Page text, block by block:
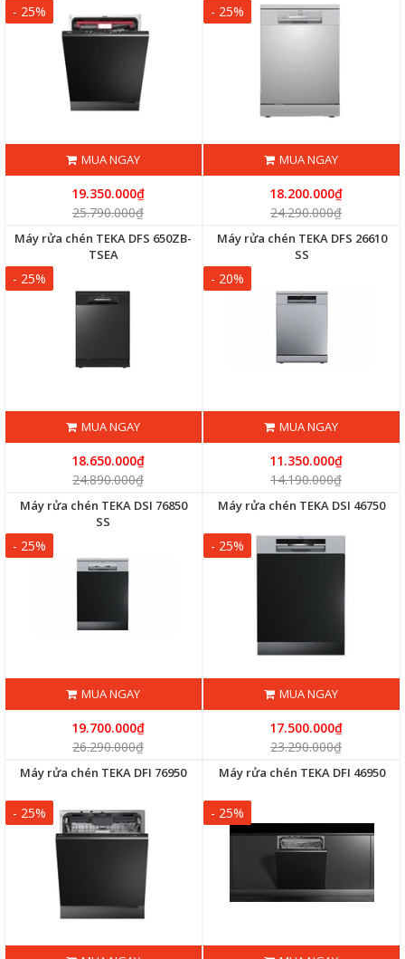
- 25%
MUA NGAY
19.350.000₫
25.790.000₫
- 25%
MUA NGAY
18.200.000₫
24.290.000₫
Máy rửa chén TEKA DFS 650ZB-
TSEA
- 25%
MUA NGAY
18.650.000₫
24.890.000₫
Máy rửa chén TEKA DFS 26610
SS
- 20%
MUA NGAY
11.350.000₫
14.190.000₫
Máy rửa chén TEKA DSI 76850
SS
- 25%
MUA NGAY
19.700.000₫
26.290.000₫
Máy rửa chén TEKA DSI 46750
- 25%
MUA NGAY
17.500.000₫
23.290.000₫
Máy rửa chén TEKA DFI 76950
- 25%
Máy rửa chén TEKA DFI 46950
- 25%